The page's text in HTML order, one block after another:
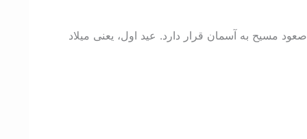
مسیح به آسمان قرار دارد. عید اول، یعنی میلاد